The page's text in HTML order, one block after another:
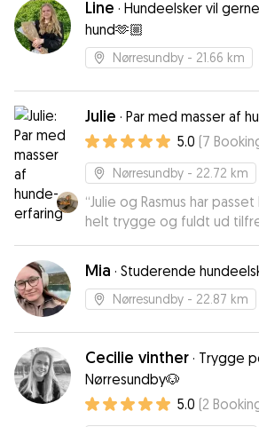
Line · Hundeelsker vil
hund🫶🏼
Nørresundby - 21.66 km
Julie · Par med masser af
5.0 (7
Nørresundby - 22.72 km
“Julie og Rasmus har
helt trygge og fuldt ud
helt bestemt anbefale
Mia · Studerende
Nørresundby - 22.87 km
Cecilie vinther · Trygge
Nørresundby🐶
5.0 (2